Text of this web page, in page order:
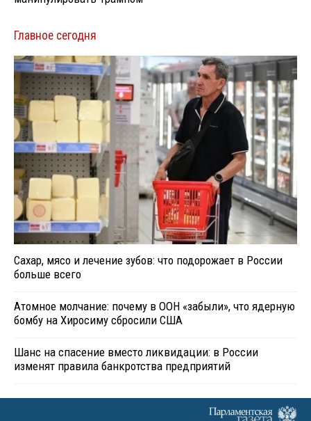
Главное сегодня
Сахар, мясо и лечение зубов: что подорожает в России
больше всего
Атомное молчание: почему в ООН «забыли», что ядерную
бомбу на Хиросиму сбросили США
Шанс на спасение вместо ликвидации: в России
изменят правила банкротства предприятий